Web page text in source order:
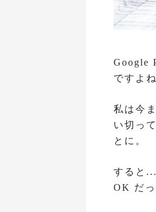
Google
ですよね
私は今
い切っ
とに。
すると
OK だ